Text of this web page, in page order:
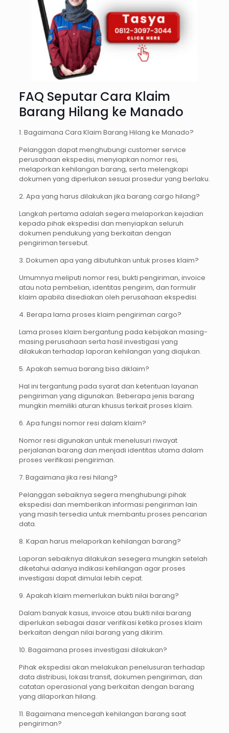
FAQ Seputar Cara Klaim
Barang Hilang ke Manado
1. Bagaimana Cara Klaim Barang Hilang ke Manado?
Pelanggan dapat menghubungi customer service
perusahaan ekspedisi, menyiapkan nomor resi,
melaporkan kehilangan barang, serta melengkapi
dokumen yang diperlukan sesuai prosedur yang berlaku.
2. Apa yang harus dilakukan jika barang cargo hilang?
Langkah pertama adalah segera melaporkan kejadian
kepada pihak ekspedisi dan menyiapkan seluruh
dokumen pendukung yang berkaitan dengan
pengiriman tersebut.
3. Dokumen apa yang dibutuhkan untuk proses klaim?
Umumnya meliputi nomor resi, bukti pengiriman, invoice
atau nota pembelian, identitas pengirim, dan formulir
klaim apabila disediakan oleh perusahaan ekspedisi.
4. Berapa lama proses klaim pengiriman cargo?
Lama proses klaim bergantung pada kebijakan masing-
masing perusahaan serta hasil investigasi yang
dilakukan terhadap laporan kehilangan yang diajukan.
5. Apakah semua barang bisa diklaim?
Hal ini tergantung pada syarat dan ketentuan layanan
pengiriman yang digunakan. Beberapa jenis barang
mungkin memiliki aturan khusus terkait proses klaim.
6. Apa fungsi nomor resi dalam klaim?
Nomor resi digunakan untuk menelusuri riwayat
perjalanan barang dan menjadi identitas utama dalam
proses verifikasi pengiriman.
7. Bagaimana jika resi hilang?
Pelanggan sebaiknya segera menghubungi pihak
ekspedisi dan memberikan informasi pengiriman lain
yang masih tersedia untuk membantu proses pencarian
data.
8. Kapan harus melaporkan kehilangan barang?
Laporan sebaiknya dilakukan sesegera mungkin setelah
diketahui adanya indikasi kehilangan agar proses
investigasi dapat dimulai lebih cepat.
9. Apakah klaim memerlukan bukti nilai barang?
Dalam banyak kasus, invoice atau bukti nilai barang
diperlukan sebagai dasar verifikasi ketika proses klaim
berkaitan dengan nilai barang yang dikirim.
10. Bagaimana proses investigasi dilakukan?
Pihak ekspedisi akan melakukan penelusuran terhadap
data distribusi, lokasi transit, dokumen pengiriman, dan
catatan operasional yang berkaitan dengan barang
yang dilaporkan hilang.
11. Bagaimana mencegah kehilangan barang saat
pengiriman?